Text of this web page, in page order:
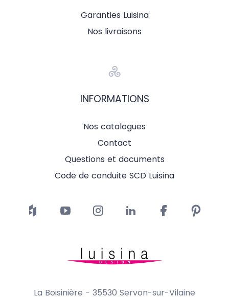
Garanties Luisina
Nos livraisons
INFORMATIONS
Nos catalogues
Contact
Questions et documents
Code de conduite SCD Luisina
La Boisinière - 35530 Servon-sur-Vilaine